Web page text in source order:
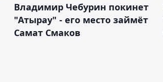
Владимир Чебурин покинет
"Атырау" - его место займёт
Самат Смаков